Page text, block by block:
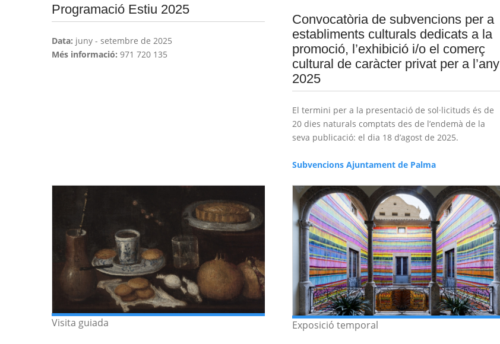
Programació Estiu 2025
Data: juny - setembre de 2025
Més informació: 971 720 135
Convocatòria de subvencions per a
establiments culturals dedicats a la
promoció, l’exhibició i/o el comerç
cultural de caràcter privat per a l’any
2025
El termini per a la presentació de sol·licituds és de
20 dies naturals comptats des de l’endemà de la
seva publicació: el dia 18 d’agost de 2025.
Subvencions Ajuntament de Palma
Visita guiada Exposició temporal